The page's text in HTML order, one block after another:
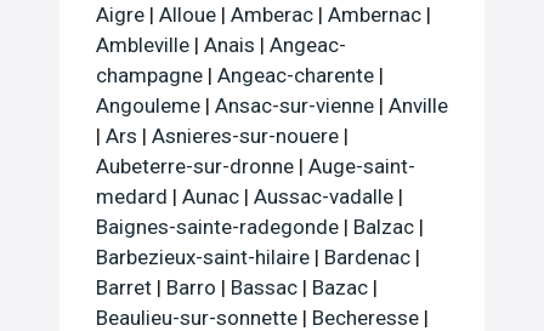
Aigre | Alloue | Amberac | Ambernac |
Ambleville | Anais | Angeac-
champagne | Angeac-charente |
Angouleme | Ansac-sur-vienne | Anville
| Ars | Asnieres-sur-nouere |
Aubeterre-sur-dronne | Auge-saint-
medard | Aunac | Aussac-vadalle |
Baignes-sainte-radegonde | Balzac |
Barbezieux-saint-hilaire | Bardenac |
Barret | Barro | Bassac | Bazac |
Beaulieu-sur-sonnette | Becheresse |